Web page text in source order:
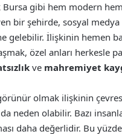
Bursa gibi hem modern
bir şehirde, sosyal medya
gelebilir. İlişkinin hemen
özel anları herkesle
ve mahremiyet
olmak ilişkinin
neden olabilir. Bazı
daha değerlidir. Bu